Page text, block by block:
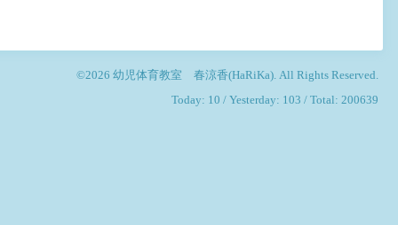
©2026 幼児体育教室 春涼香(HaRiKa). All Rights Reserved.
Today: 10 / Yesterday: 103 / Total: 200639